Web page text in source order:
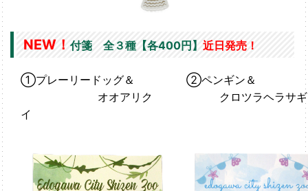
NEW！付箋 全３種【各400円】 近日発売！
①プレーリードッグ＆
オオアリク
イ
②ペンギン＆
クロツラヘラサギ